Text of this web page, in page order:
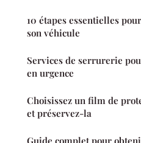
10 étapes essentielles
son véhicule
Services de serrurerie
en urgence
Choisissez un film de
et préservez-la